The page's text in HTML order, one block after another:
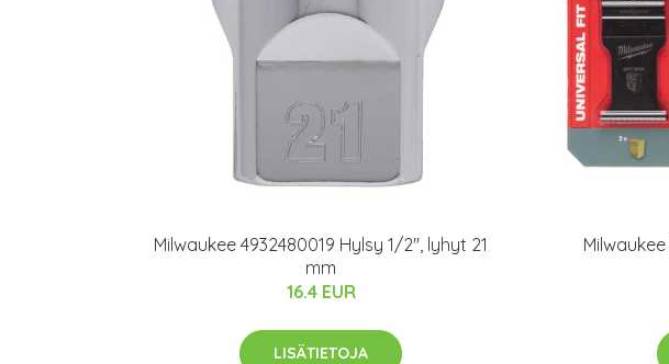
Milwaukee 4932480019 Hylsy 1/2", lyhyt 21
mm
16.4 EUR
LISÄTIETOJA